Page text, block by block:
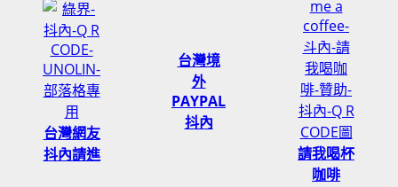
台灣網友
抖內請進
台灣境
外
PAYPAL
抖內
請我喝杯
咖啡